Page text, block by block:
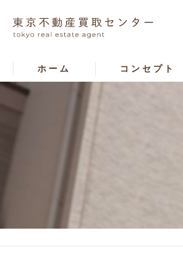
ホーム コンセプト